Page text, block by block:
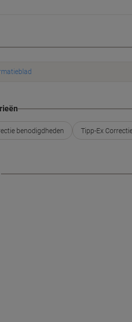
benodigdheden Tipp-Ex